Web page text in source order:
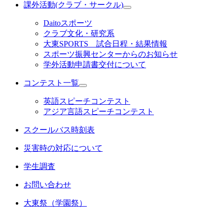
課外活動(クラブ・サークル)
Daitoスポーツ
クラブ文化・研究系
大東SPORTS 試合日程・結果情報
スポーツ振興センターからのお知らせ
学外活動申請書交付について
コンテスト一覧
英語スピーチコンテスト
アジア言語スピーチコンテスト
スクールバス時刻表
災害時の対応について
学生調査
お問い合わせ
大東祭（学園祭）